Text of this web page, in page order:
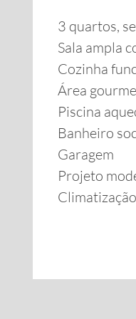
3 quartos,
Sala ampla
Cozinha
Área
Piscina
Banheiro
Garagem
Projeto
Climatização